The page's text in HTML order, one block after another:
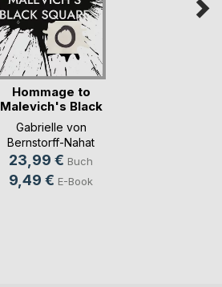
Hommage to
Malevich's Black
Square
Gabrielle von
Bernstorff-Nahat
23,99 € Buch
9,49 € E-Book